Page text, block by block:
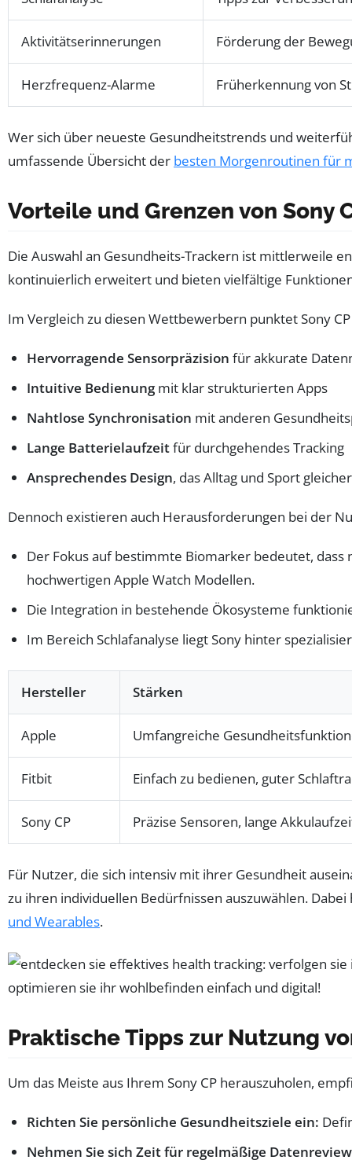
Aktivitätserinnerungen Förderung der
Herzfrequenz-Alarme Früherkennung von
Wer sich über neueste Gesundheitstrends und
umfassende Übersicht der besten Morgenroutinen für
Vorteile und Grenzen von Sony
Die Auswahl an Gesundheits-Trackern ist mittlerweile
kontinuierlich erweitert und bieten vielfältige
Im Vergleich zu diesen Wettbewerbern punktet Sony
Hervorragende Sensorpräzision für akkurate
Intuitive Bedienungmit klar strukturierten Apps
Nahtlose Synchronisation mit anderen
Lange Batterielaufzeitfür durchgehendes Tracking
Ansprechendes Design, das Alltag und Sport
Dennoch existieren auch Herausforderungen bei der
Der Fokus auf bestimmte Biomarker bedeutet, dass
hochwertigen Apple Watch Modellen.
Die Integration in bestehende Ökosysteme
Im Bereich Schlafanalyse liegt Sony hinter
Hersteller Stärken
Apple Umfangreiche
Fitbit Einfach zu bedienen, guter
Sony CP Präzise Sensoren, lange
Für Nutzer, die sich intensiv mit ihrer Gesundheit
zu ihren individuellen Bedürfnissen auszuwählen.
und Wearables.
Praktische Tipps zur Nutzung
Um das Meiste aus Ihrem Sony CP herauszuholen,
Richten Sie persönliche Gesundheitsziele ein:
Nehmen Sie sich Zeit für regelmäßige